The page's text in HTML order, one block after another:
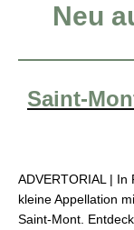
Neu
Saint-
ADVERTORIAL |
kleine Appellation
Saint-Mont.